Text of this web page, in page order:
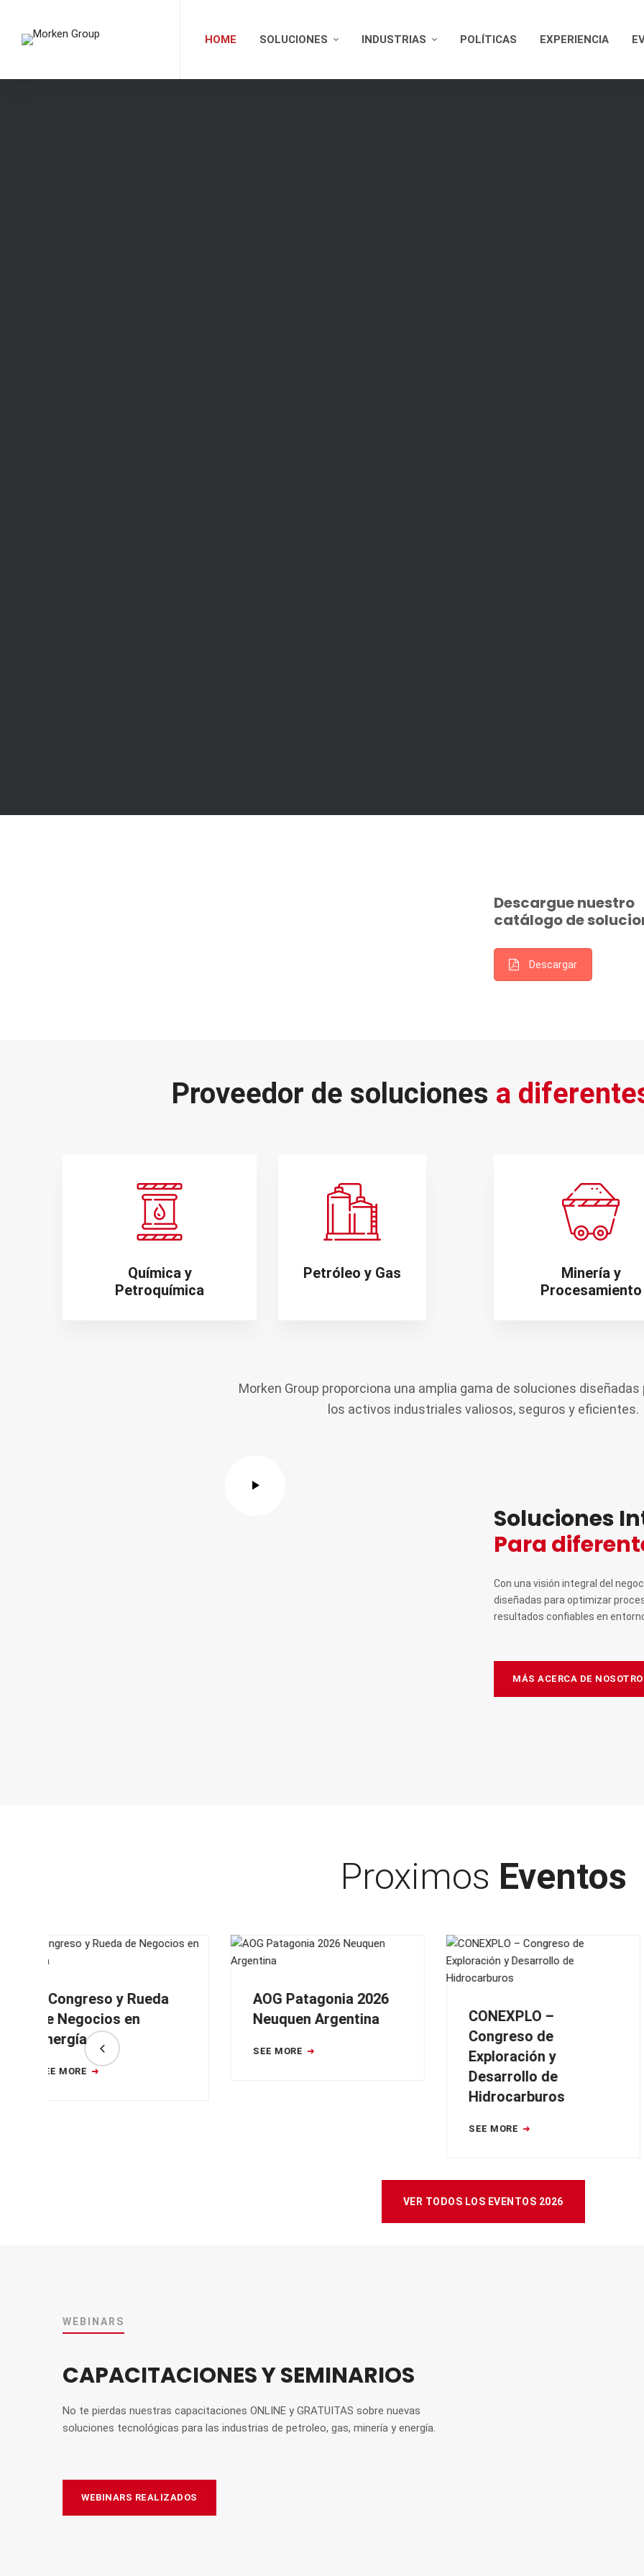
HOME SOLUCIONES INDUSTRIAS POLÍTICAS EXPERIENCIA
Descargue nuestro
catálogo de
Descargar
Proveedor de soluciones a
Química y
Petroquímica
Petróleo y Gas
Minería y
Procesamiento
Morken Group proporciona una amplia gama de soluciones
los activos industriales valiosos, seguros y eficientes.
Soluciones
Para
Con una visión integral del
diseñadas para optimizar
resultados confiables en
MÁS ACERCA DE
Proximos Eventos
AOG Patagonia 2026
Neuquen Argentina
SEE MORE
CONEXPLO –
Exploración y
SEE MORE
VER TODOS LOS EVENTOS 2026
WEBINARS
CAPACITACIONES Y SEMINARIOS
No te pierdas nuestras capacitaciones ONLINE y GRATUITAS sobre nuevas
soluciones tecnológicas para las industrias de petroleo, gas, minería y energía.
WEBINARS REALIZADOS